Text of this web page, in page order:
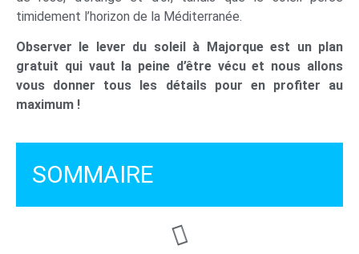
timidement l’horizon de la Méditerranée.
Observer le lever du soleil à Majorque est un plan
gratuit qui vaut la peine d’être vécu et nous allons
vous donner tous les détails pour en profiter au
maximum !
SOMMAIRE